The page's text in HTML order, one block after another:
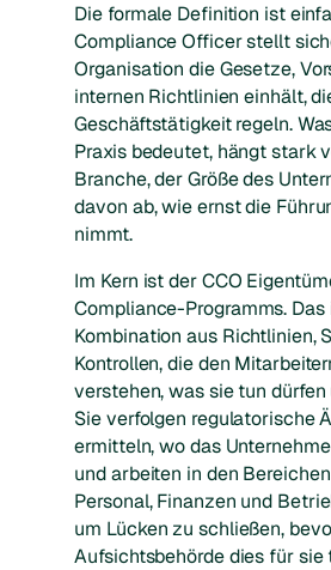
Die formale Definition ist
Compliance Officer stellt
Organisation die Gesetze,
internen Richtlinien einhält,
Geschäftstätigkeit regeln.
Praxis bedeutet, hängt stark
Branche, der Größe des
davon ab, wie ernst die
nimmt.
Im Kern ist der CCO
Compliance-Programms.
Kombination aus Richtlinien,
Kontrollen, die den
verstehen, was sie tun
Sie verfolgen regulatorische
ermitteln, wo das
und arbeiten in den
Personal, Finanzen und
um Lücken zu schließen,
Aufsichtsbehörde dies für sie